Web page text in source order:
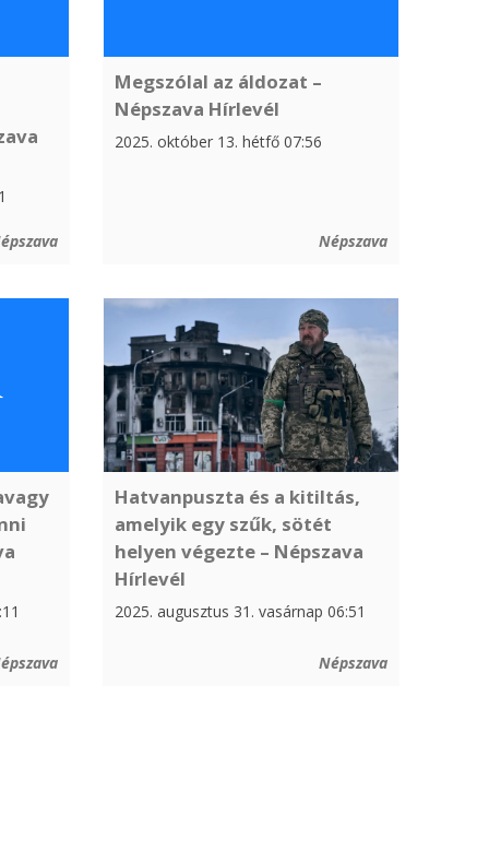
Megszólal az áldozat –
Népszava Hírlevél
2025. október 13. hétfő 07:56
Népszava
Hatvanpuszta és a kitiltás,
amelyik egy szűk, sötét
helyen végezte – Népszava
Hírlevél
2025. augusztus 31. vasárnap 06:51
Népszava